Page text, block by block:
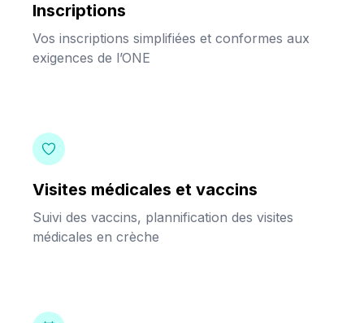
Inscriptions
Vos inscriptions simplifiées et conformes aux
exigences de l’ONE
Visites médicales et vaccins
Suivi des vaccins, plannification des visites
médicales en crèche